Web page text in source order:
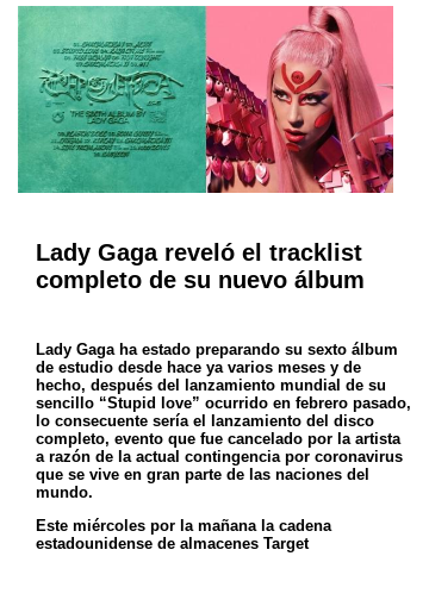
Lady Gaga reveló el tracklist
completo de su nuevo álbum
Lady Gaga ha estado preparando su sexto álbum
de estudio desde hace ya varios meses y de
hecho, después del lanzamiento mundial de su
sencillo “Stupid
love” ocurrido en febrero pasado,
lo consecuente sería el lanzamiento del disco
completo, evento que fue cancelado por la artista
a razón de la actual contingencia por coronavirus
que se vive en gran parte de las naciones del
mundo.
Este miércoles por la mañana la cadena
estadounidense de almacenes Target